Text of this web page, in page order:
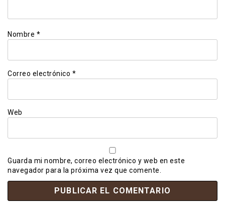
Nombre *
Correo electrónico *
Web
Guarda mi nombre, correo electrónico y web en este
navegador para la próxima vez que comente.